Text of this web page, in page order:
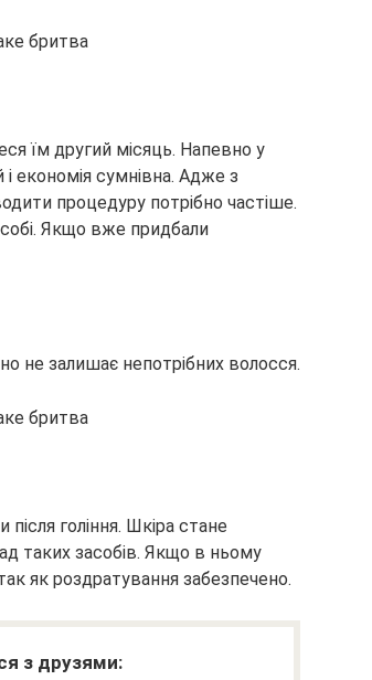
їм другий місяць. Напевно у
і економія сумнівна. Адже з
процедуру потрібно частіше.
Якщо вже придбали
не залишає непотрібних волосся.
гоління. Шкіра стане
таких засобів. Якщо в ньому
як роздратування забезпечено.
з друзями: